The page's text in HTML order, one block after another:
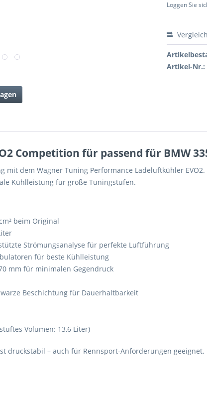
Loggen Sie
Artikel-Nr.:
Competition für passend für BMW
mit dem Wagner Tuning Performance Ladeluftkühler
Kühlleistung für große Tuningstufen.
beim Original
Strömungsanalyse für perfekte Luftführung
für beste Kühlleistung
mm für minimalen Gegendruck
Beschichtung für Dauerhaltbarkeit
Volumen: 13,6 Liter)
druckstabil – auch für Rennsport-Anforderungen geeignet.